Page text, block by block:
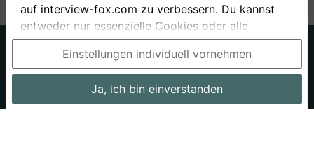
Über uns
Datenschutz
AGB
Bewerbungsfragen Preise
auf interview-fox.com zu verbessern. Du kannst
entweder nur essenzielle Cookies oder alle
Cookies akzeptieren. Du kannst Deine
Einstellungen jederzeit in unseren Cookie- und
Privatsphäre-Einstellungen ändern. Dieser Link ist
im Footer unserer Seit zu finden. Wenn Du mehr
Einstellungen individuell vornehmen
Ja, ich bin einverstanden